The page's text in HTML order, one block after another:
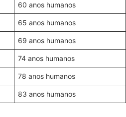
60 anos humanos
65 anos humanos
69 anos humanos
74 anos humanos
78 anos humanos
83 anos humanos